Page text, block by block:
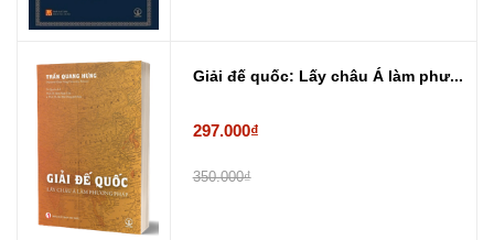
Giải đế quốc: Lấy châu Á làm phư...
297.000₫
350.000₫